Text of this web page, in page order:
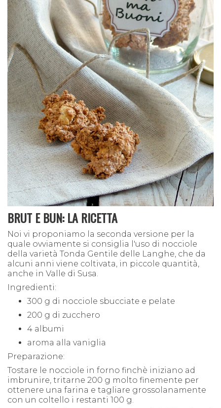
BRUT E BUN: LA RICETTA
Noi vi proponiamo la seconda versione per la
quale ovviamente si consiglia l'uso di nocciole
della varietà Tonda Gentile delle Langhe, che da
alcuni anni viene coltivata, in piccole quantità,
anche in Valle di Susa.
Ingredienti:
300 g di nocciole sbucciate e pelate
200 g di zucchero
4 albumi
aroma alla vaniglia
Preparazione:
Tostare le nocciole in forno finchè iniziano ad
imbrunire, tritarne 200 g molto finemente per
ottenere una farina e tagliare grossolanamente
con un coltello i restanti 100 g.